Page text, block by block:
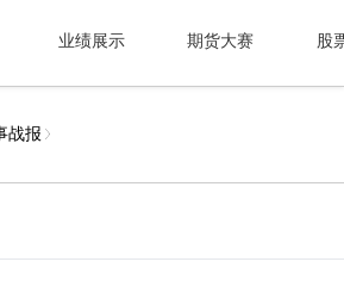
业绩展示 期货大赛 股
战报